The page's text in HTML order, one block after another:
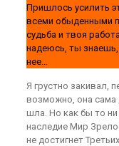
Пришлось усилить
всеми обыденными
судьба и твоя
надеюсь, ты
нее…
Я грустно закивал,
возможно, она сама
шла. Но как бы то ни
наследие Мир
не достигнет